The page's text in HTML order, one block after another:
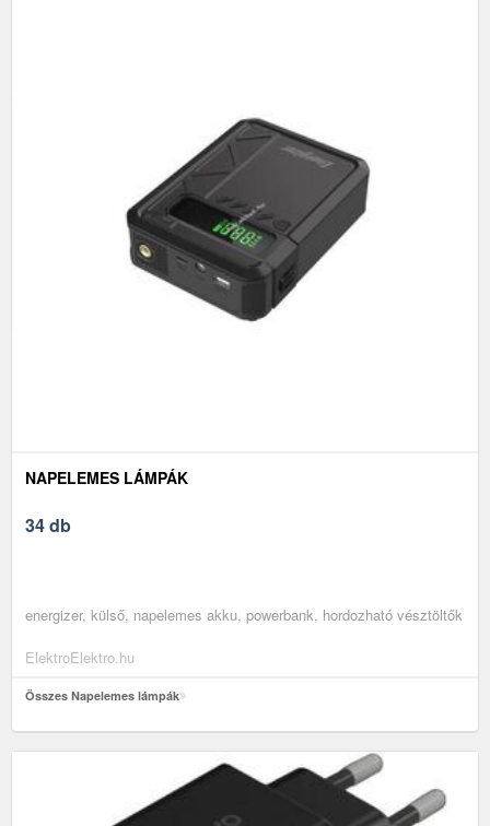
NAPELEMES LÁMPÁK
34 db
energizer, külső, napelemes akku, powerbank, hordozható vésztöltők
ElektroElektro.hu
Összes Napelemes lámpák